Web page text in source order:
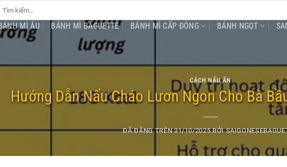
kiếm:
MÌ ÂU BÁNH MÌ BAGUETTE BÁNH MÌ CẤP ĐÔNG BÁNH NGỌT
CÁCH NẤU ĂN
Hướng Dẫn Nấu Cháo Lươn Ngon Cho Bà
ĐÃ ĐĂNG TRÊN31/10/2025 BỞI